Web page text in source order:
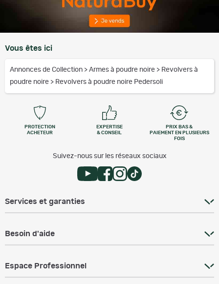
Vous êtes ici
Annonces de Collection > Armes à poudre noire > Revolvers à
poudre noire > Revolvers à poudre noire Pedersoli
PROTECTION
ACHETEUR
EXPERTISE
& CONSEIL
PRIX BAS &
PAIEMENT EN PLUSIEURS
FOIS
Suivez-nous sur les réseaux sociaux
Services et garanties
Besoin d'aide
Espace Professionnel